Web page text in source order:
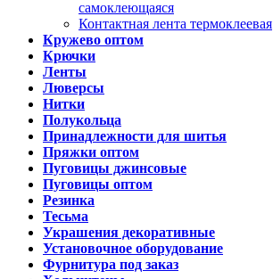
самоклеющаяся
Контактная лента термоклеевая
Кружево оптом
Крючки
Ленты
Люверсы
Нитки
Полукольца
Принадлежности для шитья
Пряжки оптом
Пуговицы джинсовые
Пуговицы оптом
Резинка
Тесьма
Украшения декоративные
Установочное оборудование
Фурнитура под заказ